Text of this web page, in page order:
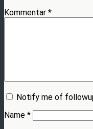
Kommentar *
Notify me of
Name *